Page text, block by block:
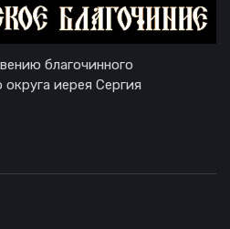
благочинного
округа иерея Сергия